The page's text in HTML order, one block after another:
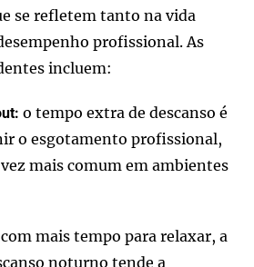
se refletem tanto na vida
profissional. As
incluem:
o tempo extra de descanso é
o esgotamento profissional,
mais comum em ambientes
com mais tempo para relaxar, a
noturno tende a